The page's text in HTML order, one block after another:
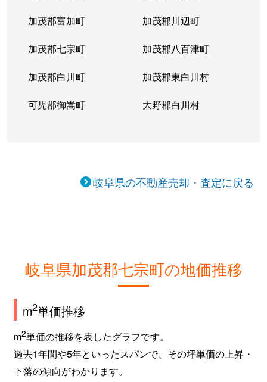
加茂郡富加町 加茂郡川辺町
加茂郡七宗町 加茂郡八百津町
加茂郡白川町 加茂郡東白川村
可児郡御嵩町 大野郡白川村
岐阜県の不動産売却・査定に戻る
岐阜県加茂郡七宗町の地価推移
m2単価推移
m2単価の推移を表したグラフです。
過去1年間や5年といったスパンで、その坪単価の上昇・
下落の傾向がわかります。